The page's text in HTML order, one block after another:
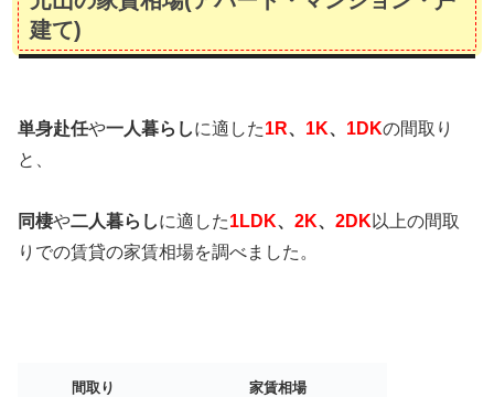
建て)
単身赴任や一人暮らしに適した1R、 1K、 1DKの間取り
と、
同棲や二人暮らしに適した1LDK、 2K、 2DK 以上の間取
りでの賃貸の家賃相場を調べました。
間取り 家賃相場